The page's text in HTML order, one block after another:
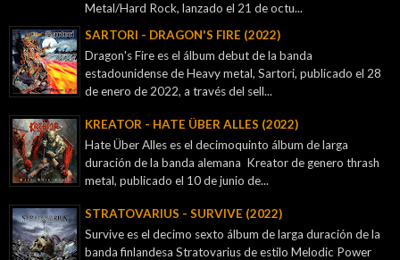
Metal/Hard Rock, lanzado el 21 de octu...
SARTORI - DRAGON'S FIRE (2022)
Dragon's Fire es el álbum debut de la banda
estadounidense de Heavy metal, Sartori, publicado el 28
de enero de 2022, a través del sell...
KREATOR - ‎HATE ÜBER ALLES (2022)
Hate Über Alles es el decimoquinto álbum de larga
duración de la banda alemana Kreator de genero thrash
metal, publicado el 10 de junio de...
STRATOVARIUS - SURVIVE (2022)
Survive es el decimo sexto álbum de larga duración de la
banda finlandesa Stratovarius de estilo Melodic Power